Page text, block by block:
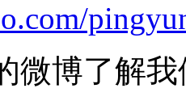
微博了解